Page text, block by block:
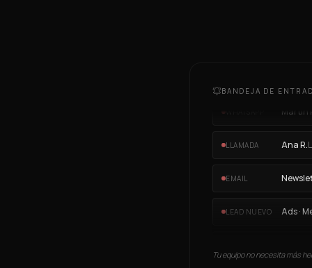
BANDEJA DE
Ana R.
EMAIL
LEAD NUEVO Ads ·
WHATSAPP Equipo
Tu equipo no necesita más